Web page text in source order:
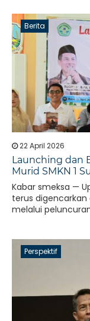
Berita
22 April 2026
Launching dan
Murid SMKN 1
Kabar smeksa —
terus digencarkan
melalui
Perspektif